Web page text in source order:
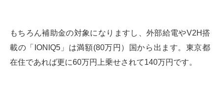
もちろん補助金の対象になりますし、外部給電やV2H搭
載の「IONIQ5」は満額(80万円）国から出ます。東京都
在住であれば更に60万円上乗せされて140万円です。